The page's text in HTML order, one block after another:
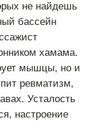
не найдешь
бассейн
хамама.
мышцы, но и
ревматизм,
Усталость
настроение